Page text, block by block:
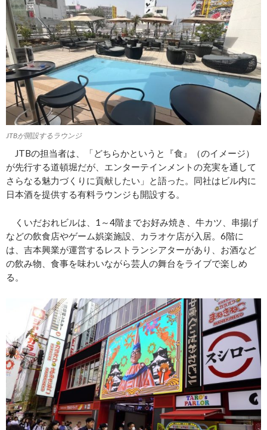
JTBが開設するラウンジ
JTBの担当者は、「どちらかというと『食』（のイメージ）
が先行する道頓堀だが、エンターテインメントの充実を通して
さらなる魅力づくりに貢献したい」と語った。同社はビル内に
日本酒を提供する有料ラウンジも開設する。
くいだおれビルは、1～4階までお好み焼き、牛カツ、串揚げ
などの飲食店やゲーム娯楽施設、カラオケ店が入居。6階に
は、吉本興業が運営するレストランシアターがあり、お酒など
の飲み物、食事を味わいながら芸人の舞台をライブで楽しめ
る。